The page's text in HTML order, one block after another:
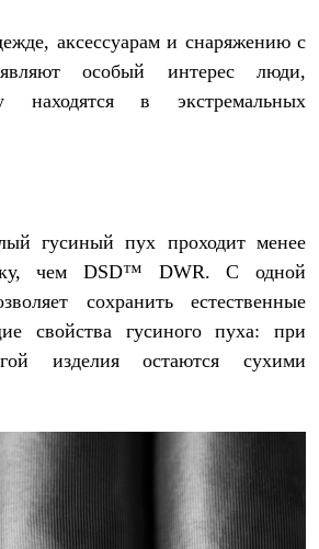
аксессуарам и снаряжению с
особый интерес люди,
находятся в экстремальных
гусиный пух проходит менее
чем DSD™ DWR. С одной
сохранить естественные
свойства гусиного пуха: при
изделия остаются сухими